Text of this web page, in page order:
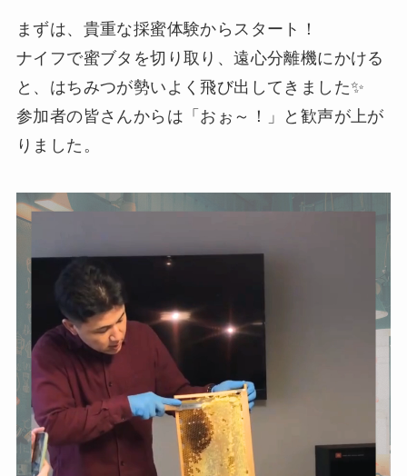
まずは、貴重な採蜜体験からスタート！
ナイフで蜜ブタを切り取り、遠心分離機にかける
と、はちみつが勢いよく飛び出してきました✨
参加者の皆さんからは「おぉ～！」と歓声が上が
りました。